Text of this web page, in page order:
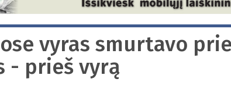
vyras smurtavo
- prieš vyrą